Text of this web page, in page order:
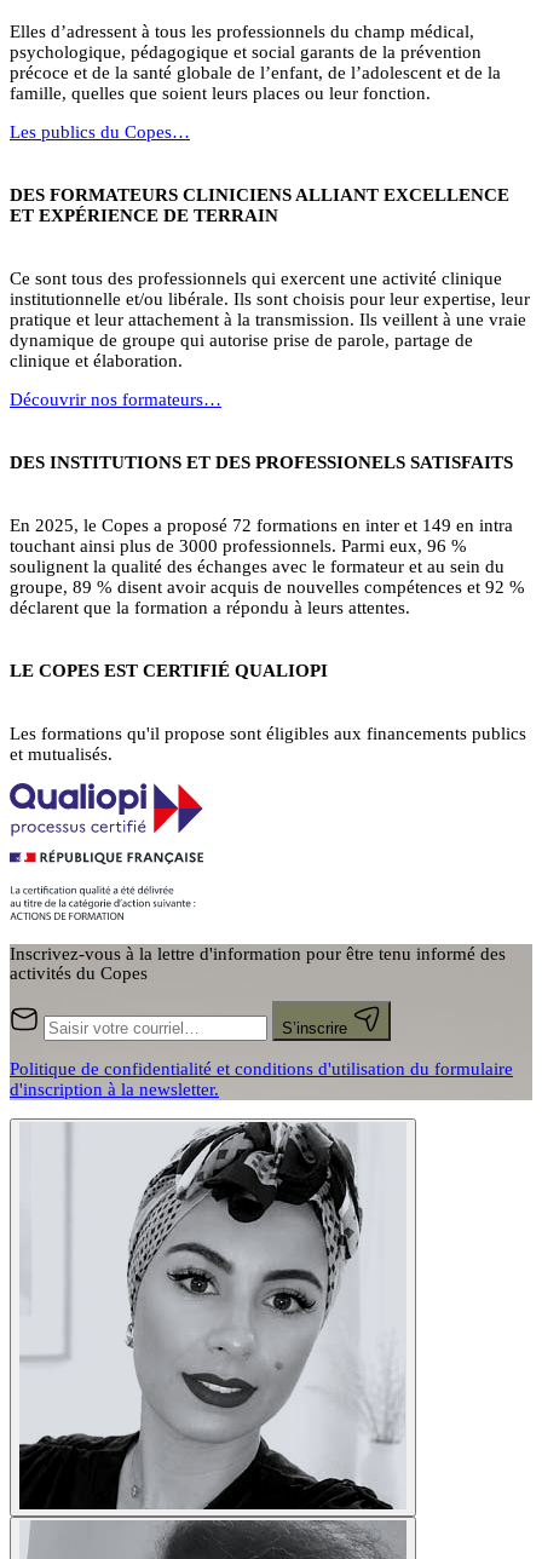
Elles d’adressent à tous les professionnels du champ médical,
psychologique, pédagogique et social garants de la prévention
précoce et de la santé globale de l’enfant, de l’adolescent et de la
famille, quelles que soient leurs places ou leur fonction.
Les publics du Copes…
DES FORMATEURS CLINICIENS ALLIANT EXCELLENCE
ET EXPÉRIENCE DE TERRAIN
Ce sont tous des professionnels qui exercent une activité clinique
institutionnelle et/ou libérale. Ils sont choisis pour leur expertise, leur
pratique et leur attachement à la transmission. Ils veillent à une vraie
dynamique de groupe qui autorise prise de parole, partage de
clinique et élaboration.
Découvrir nos formateurs…
DES INSTITUTIONS ET DES PROFESSIONELS SATISFAITS
En 2025, le Copes a proposé 72 formations en inter et 149 en intra
touchant ainsi plus de 3000 professionnels. Parmi eux, 96 %
soulignent la qualité des échanges avec le formateur et au sein du
groupe, 89 % disent avoir acquis de nouvelles compétences et 92 %
déclarent que la formation a répondu à leurs attentes.
LE COPES EST CERTIFIÉ QUALIOPI
Les formations qu'il propose sont éligibles aux financements publics
et mutualisés.
Inscrivez-vous à la lettre d'information pour être tenu informé des
activités du Copes
S’inscrire
Politique de confidentialité et conditions d'utilisation du formulaire
d'inscription à la newsletter.